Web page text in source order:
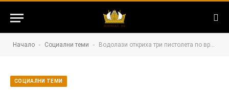
Начало - Социални теми - Водолази откриха три пистолета по време на коледно гмуркане в Бургас
СОЦИАЛНИ ТЕМИ